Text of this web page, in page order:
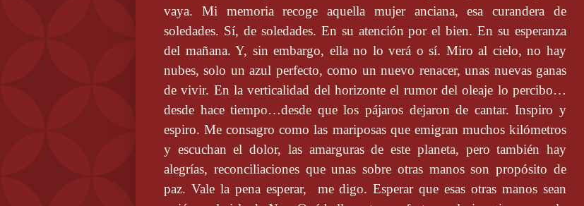
vaya. Mi memoria recoge aquella mujer anciana, esa curandera de
soledades. Sí, de soledades. En su atención por el bien. En su esperanza
del mañana. Y, sin embargo, ella no lo verá o sí. Miro al cielo, no hay
nubes, solo un azul perfecto, como un nuevo renacer, unas nuevas ganas
de vivir. En la verticalidad del horizonte el rumor del oleaje lo percibo…
desde hace tiempo…desde que los pájaros dejaron de cantar. Inspiro y
espiro. Me consagro como las mariposas que emigran muchos kilómetros
y escuchan el dolor, las amarguras de este planeta, pero también hay
alegrías, reconciliaciones que unas sobre otras manos son propósito de
paz. Vale la pena esperar,
me digo. Esperar que esas otras manos sean